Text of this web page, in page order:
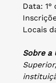
Data:
Locais
Sobre a